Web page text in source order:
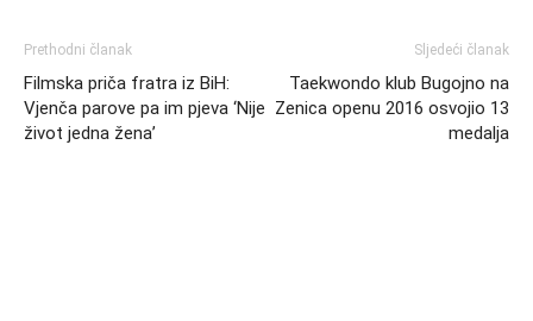
Prethodni članak
Filmska priča fratra iz BiH:
Vjenča parove pa im pjeva ‘Nije
život jedna žena’
Sljedeći članak
Taekwondo klub Bugojno na
Zenica openu 2016 osvojio 13
medalja